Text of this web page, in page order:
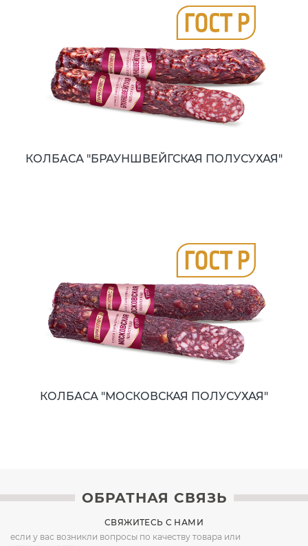
КОЛБАСА "БРАУНШВЕЙГСКАЯ ПОЛУСУХАЯ"
КОЛБАСА "МОСКОВСКАЯ ПОЛУСУХАЯ"
ОБРАТНАЯ СВЯЗЬ
СВЯЖИТЕСЬ С НАМИ
если у вас возникли вопросы по качеству товара или